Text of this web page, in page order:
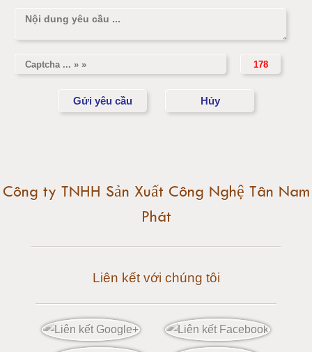
Cân điện tử 10 tấn
Cân điện tử 15 tấn
Cân điện tử 50 tấn
Cân điện tử 60 tấn
Cân điện tử 80 tấn
Công ty TNHH Sản Xuất Công Nghệ Tân Nam
Phát
Liên kết với chúng tôi